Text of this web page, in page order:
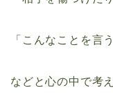
「こんなことを言
などと心の中で考